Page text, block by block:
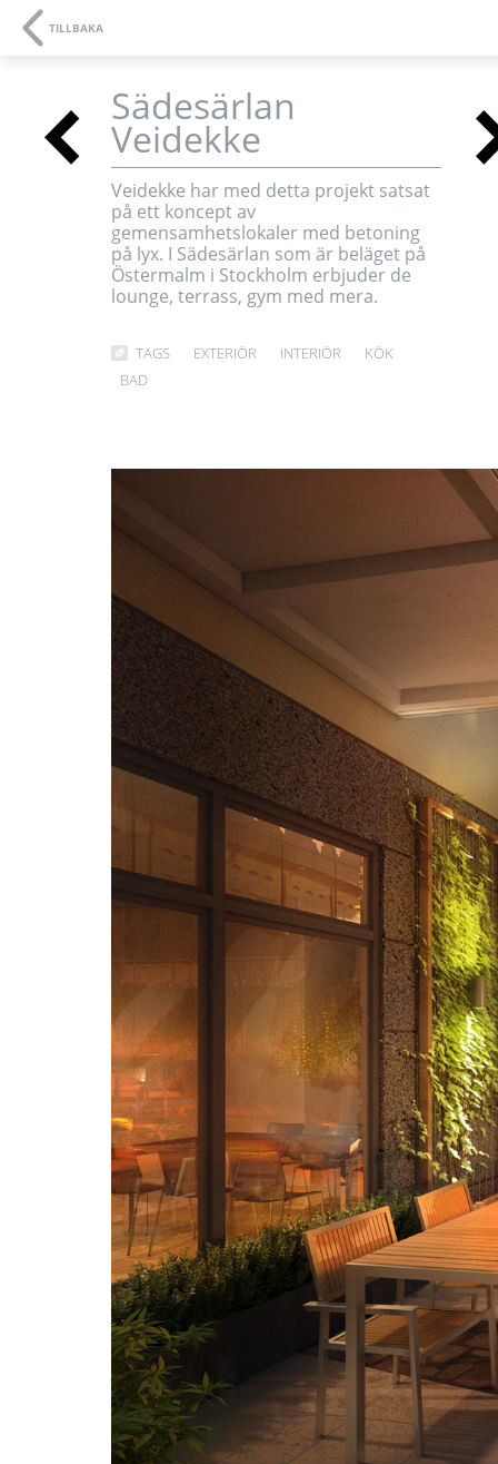
NAVIGATION
TILLBAKA
3D-visualiseringar
multimedia
Tre dimensioner
ESTETIK
KVALITE
NÄRHET
3D House har producerat
marknadsledande 3D grafiska
visualiseringar och multimedia lösningar
sedan 2005. Våra tre dimensioner är
estetik, kvalité och närhet.
Välkommen!
För information och beställning
kontakta oss på
08-716 87 50
info@3dhouse.se
Nyheter
<
Sädesärlan
Veidekke
Veidekke har med detta projekt satsat
på ett koncept av
gemensamhetslokaler med betoning
på lyx. I Sädesärlan som är beläget på
Östermalm i Stockholm erbjuder de
lounge, terrass, gym med mera.
TAGS EXTERIÖR INTERIÖR
KÖK
BAD